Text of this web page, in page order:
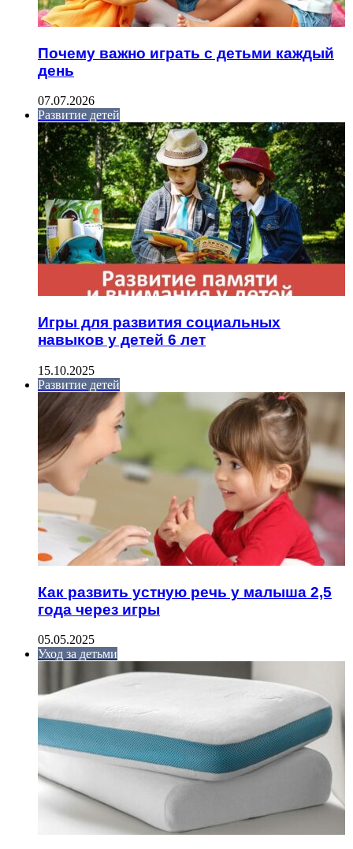
Почему важно играть с детьми каждый
день
07.07.2026
Развитие детей
Игры для развития социальных
навыков у детей 6 лет
15.10.2025
Развитие детей
Как развить устную речь у малыша 2,5
года через игры
05.05.2025
Уход за детьми